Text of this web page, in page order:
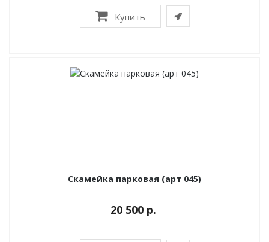
Купить
Скамейка парковая (арт 045)
20 500 р.